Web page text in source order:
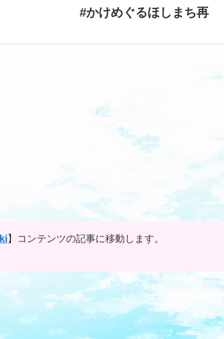
#かけめぐるほしまち再
】コンテンツの記事に移動します。